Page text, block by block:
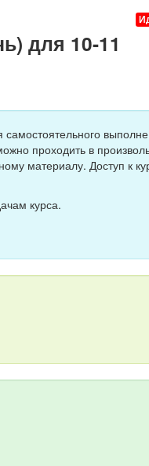
для 10-11
самостоятельного
проходить в
материалу. Доступ к
курса.